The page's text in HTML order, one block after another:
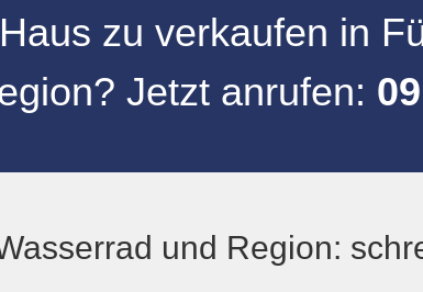
Haus zu verkaufen in
? Jetzt anrufen:
und Region: